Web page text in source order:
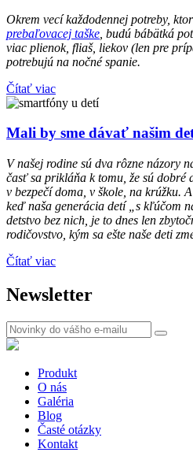
Okrem vecí každodennej potreby,
prebaľovacej taške , budú bábätká
viac plienok, fliaš, liekov (len pre
potrebujú na nočné spanie.
Čítať viac
Mali by sme dávať našim
V našej rodine sú dva rôzne názory
časť sa prikláňa k tomu, že sú dobré
v bezpečí doma, v škole, na krúžku.
keď naša generácia detí „s kľúčom
detstvo bez nich, je to dnes len
rodičovstvo, kým sa ešte naše deti
Čítať viac
Newsletter
Produkt
O nás
Galéria
Blog
Časté otázky
Kontakt